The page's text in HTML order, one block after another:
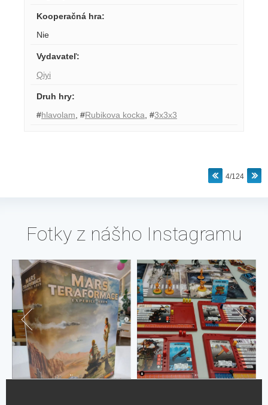
Kooperačná hra:
Nie
Vydavateľ:
Qiyi
Druh hry:
#hlavolam #Rubikova kocka #3x3x3
4/124
Fotky z nášho Instagramu